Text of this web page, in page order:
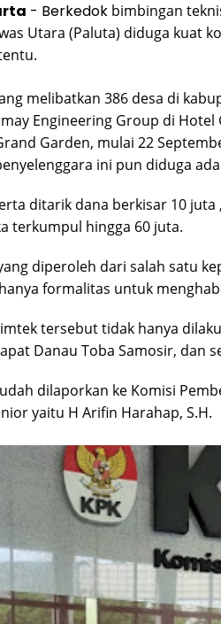
- Berkedok bimbingan
Utara (Paluta) diduga kuat
melibatkan 386 desa di
Engineering Group di Hotel
Garden, mulai 22
ini pun diduga
ditarik dana berkisar 10
terkumpul hingga 60 juta.
diperoleh dari salah satu
formalitas untuk
tersebut tidak hanya
Danau Toba Samosir, dan
dilaporkan ke Komisi
yaitu H Arifin Harahap, S.H.